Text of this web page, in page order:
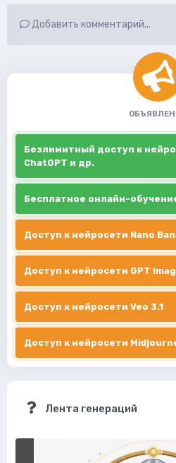
Добавить комментарий...
Безлимитный доступ к
ChatGPT и др.
Бесплатное онлайн-
Доступ к нейросети Nano
Доступ к нейросети GPT
Доступ к нейросети Veo 3.1
Доступ к нейросети
Лента генераций